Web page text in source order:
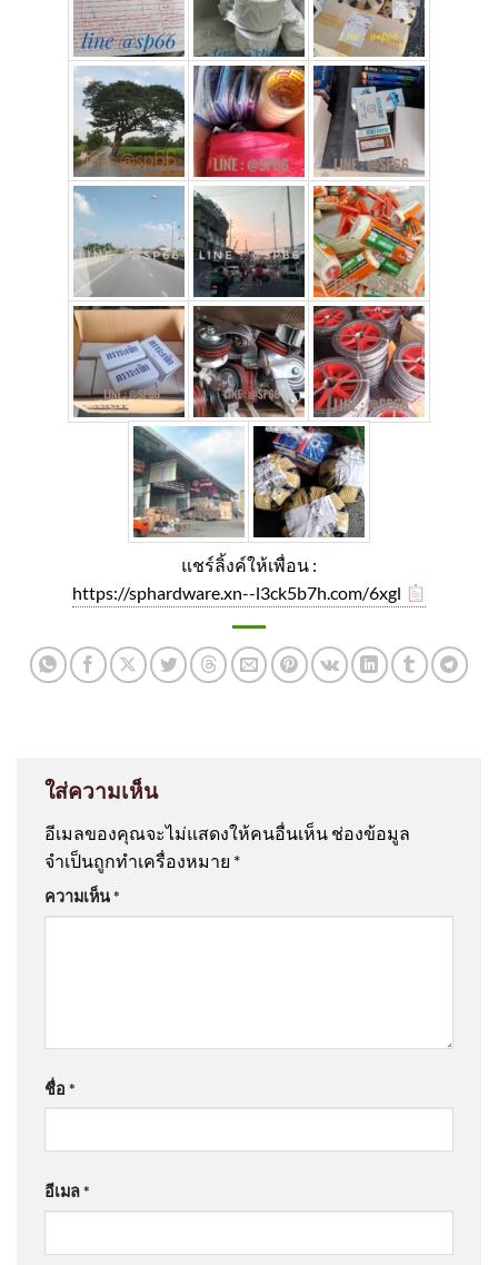
แชร์ลิ้งค์ให้เพื่อน :
https://sphardware.xn--l3ck5b7h.com/6xgl
ใส่ความเห็น
อีเมลของคุณจะไม่แสดงให้คนอื่นเห็น ช่องข้อมูล
จำเป็นถูกทำเครื่องหมาย *
ความเห็น*
ชื่อ *
อีเมล*